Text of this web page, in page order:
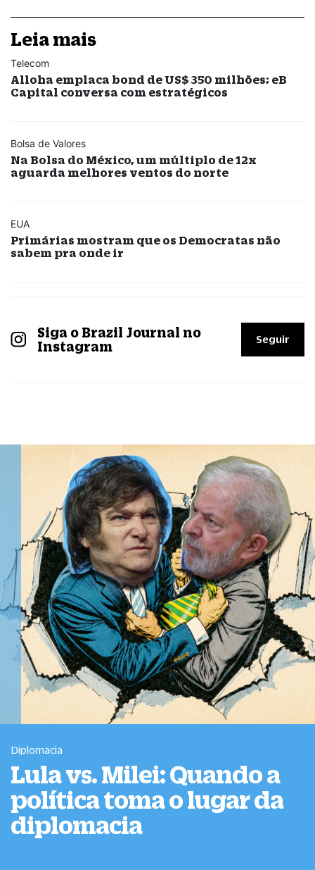
Leia mais
Telecom
Alloha emplaca bond de US$ 350 milhões; eB
Capital conversa com estratégicos
Bolsa de Valores
Na Bolsa do México, um múltiplo de 12x
aguarda melhores ventos do norte
EUA
Primárias mostram que os Democratas não
sabem pra onde ir
Siga o Brazil Journal no
Instagram
Seguir
Diplomacia
Lula vs. Milei: Quando a
política toma o lugar da
diplomacia